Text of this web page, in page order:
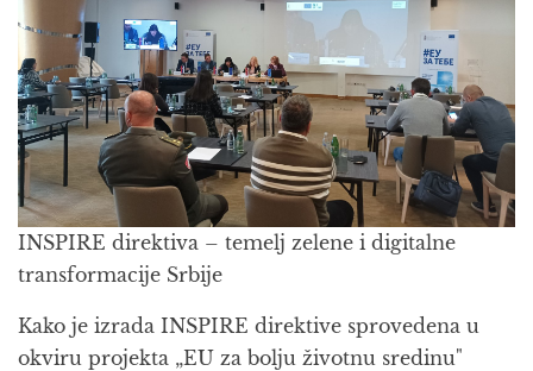
INSPIRE direktiva – temelj zelene i digitalne
transformacije Srbije
Kako je izrada INSPIRE direktive sprovedena u
okviru projekta „EU za bolju životnu sredinu"